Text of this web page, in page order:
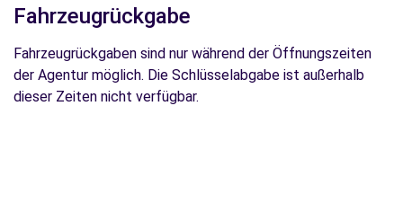
Fahrzeugrückgabe
Fahrzeugrückgaben sind nur während der Öffnungszeiten
der Agentur möglich. Die Schlüsselabgabe ist außerhalb
dieser Zeiten nicht verfügbar.